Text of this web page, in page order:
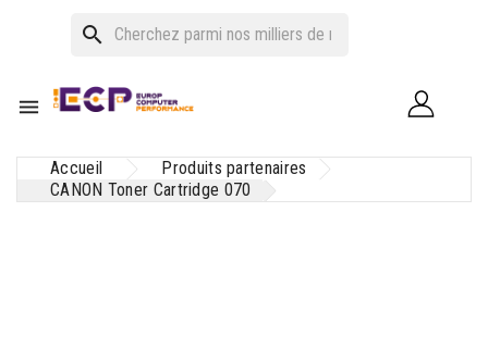
search

Accueil
Produits partenaires
CANON Toner Cartridge 070